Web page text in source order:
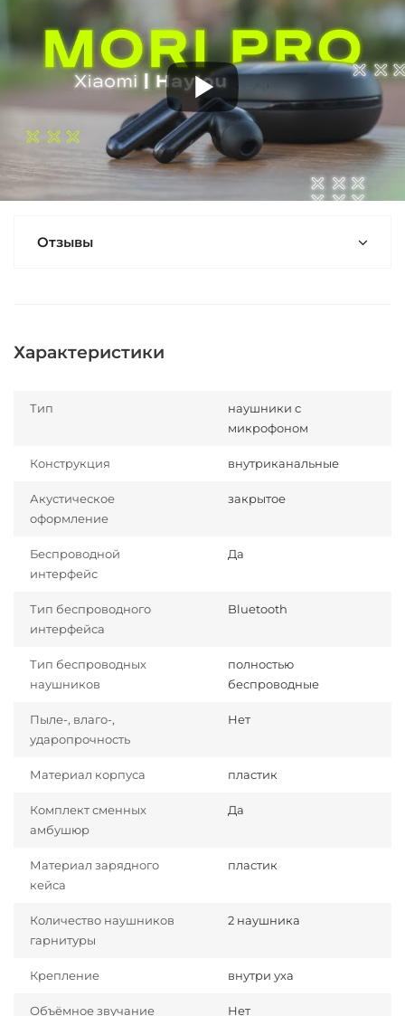
Отзывы
Характеристики
Тип
наушники с
микрофоном
Конструкция внутриканальные
Акустическое
оформление
закрытое
Беспроводной
интерфейс
Да
Тип беспроводного
интерфейса
Bluetooth
Тип беспроводных
наушников
полностью
беспроводные
Пыле-, влаго-,
ударопрочность
Нет
Материал корпуса пластик
Комплект сменных
амбушюр
Да
Материал зарядного
кейса
пластик
Количество наушников
гарнитуры
2 наушника
Крепление внутри уха
Объёмное звучание Нет